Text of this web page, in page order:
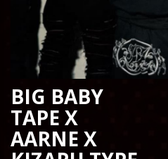
BIG BABY
TAPE X
AARNE X